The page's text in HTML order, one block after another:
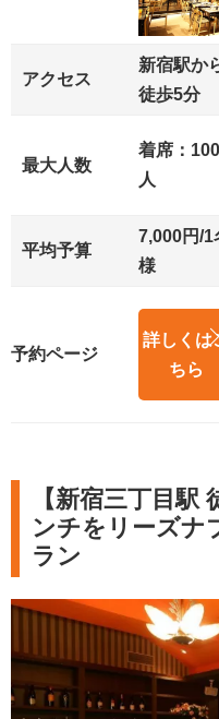
アクセス
新宿駅か
徒歩5分
最大人数
着席：100
人
平均予算
7,000円/1
様
予約ページ
詳しくは
ちら
【新宿三丁目駅
ンチをリーズナ
ラン